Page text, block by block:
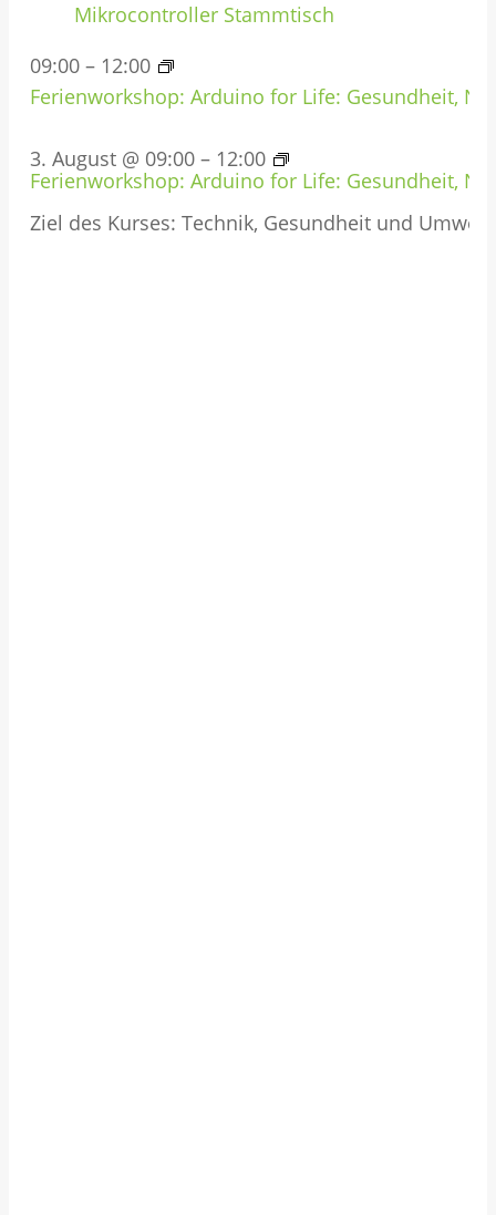
Mikrocontroller Stammtisch
09:00 – 12:00
Ferienworkshop: Arduino for Life: Gesundheit,
3. August @ 09:00 – 12:00
Ferienworkshop: Arduino for Life: Gesundheit,
Ziel des Kurses: Technik, Gesundheit und